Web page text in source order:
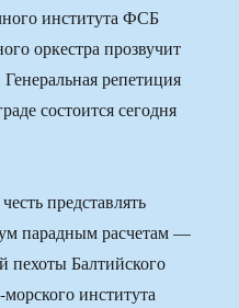
института ФСБ
оркестра прозвучит
репетиция
состоится сегодня
представлять
парадным расчетам —
пехоты Балтийского
института